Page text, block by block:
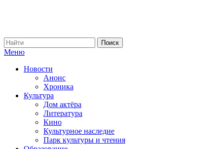
Меню
Новости
Анонс
Хроника
Культура
Дом актёра
Литература
Кино
Культурное наследие
Парк культуры и чтения